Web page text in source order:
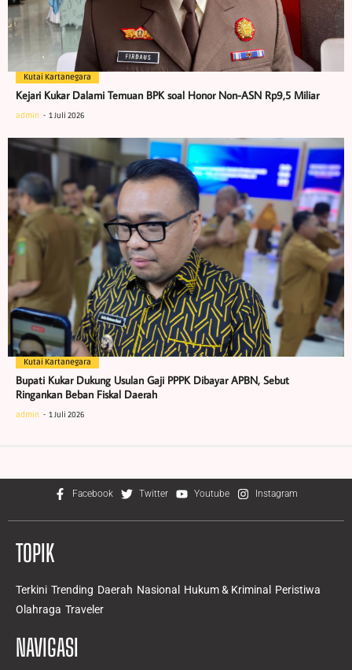
Kutai Kartanegara
Kejari Kukar Dalami Temuan BPK soal Honor Non-ASN Rp9,5 Miliar
admin 1 Juli 2026
Kutai Kartanegara
Bupati Kukar Dukung Usulan Gaji PPPK Dibayar APBN, Sebut
Ringankan Beban Fiskal Daerah
admin 1 Juli 2026
Facebook Twitter Youtube Instagram
TOPIK
Terkini Trending Daerah Nasional Hukum & Kriminal
Peristiwa
Olahraga Traveler
NAVIGASI